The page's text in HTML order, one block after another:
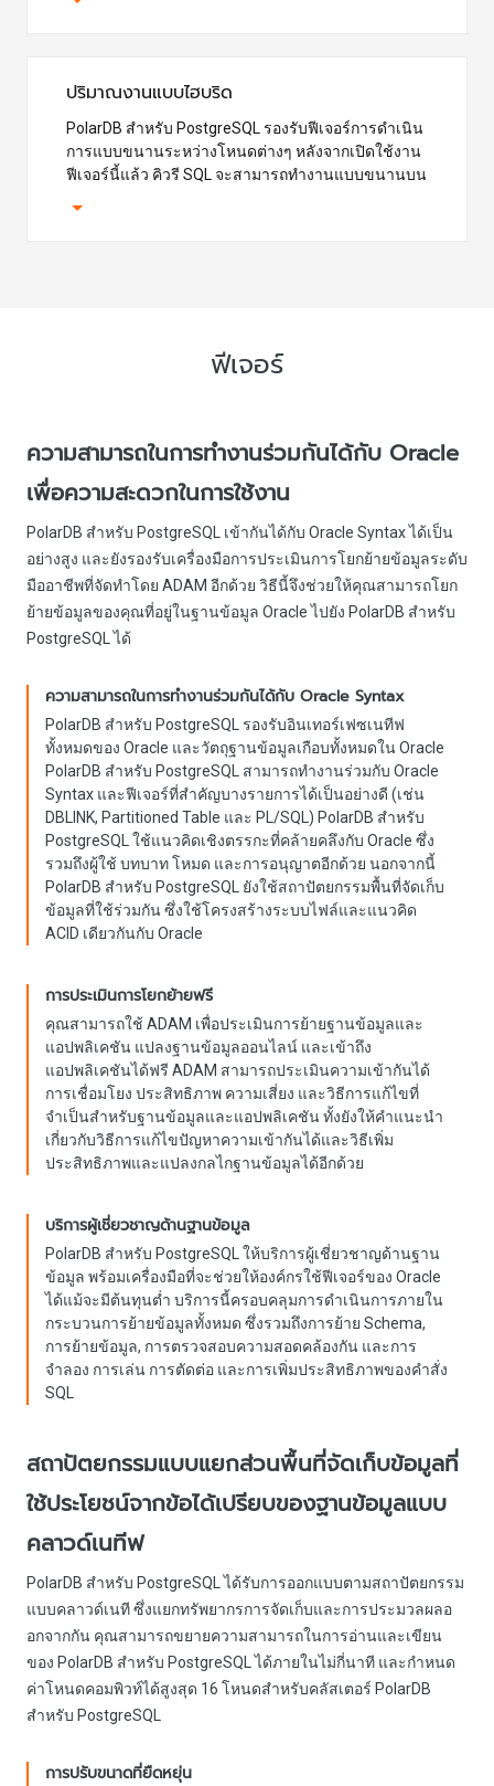
ปริมาณงานแบบไฮบริด
PolarDB สำหรับ PostgreSQL รองรับฟีเจอร์การดำเนิน
การแบบขนานระหว่างโหนดต่างๆ หลังจากเปิดใช้งาน
ฟีเจอร์นี้แล้ว คิวรี SQL จะสามารถทำงานแบบขนานบน
ฟีเจอร์
ความสามารถในการทำงานร่วมกันได้กับ Oracle
เพื่อความสะดวกในการใช้งาน
PolarDB สำหรับ PostgreSQL เข้ากันได้กับ Oracle Syntax ได้เป็น
อย่างสูง และยังรองรับเครื่องมือการประเมินการโยกย้ายข้อมูลระดับ
มืออาชีพที่จัดทำโดย ADAM อีกด้วย วิธีนี้จึงช่วยให้คุณสามารถโยก
ย้ายข้อมูลของคุณที่อยู่ในฐานข้อมูล Oracle ไปยัง PolarDB สำหรับ
PostgreSQL ได้
ความสามารถในการทำงานร่วมกันได้กับ Oracle Syntax
PolarDB สำหรับ PostgreSQL รองรับอินเทอร์เฟซเนทีฟ
ทั้งหมดของ Oracle และวัตถุฐานข้อมูลเกือบทั้งหมดใน Oracle
PolarDB สำหรับ PostgreSQL สามารถทำงานร่วมกับ Oracle
Syntax และฟีเจอร์ที่สำคัญบางรายการได้เป็นอย่างดี (เช่น
DBLINK, Partitioned Table และ PL/SQL) PolarDB สำหรับ
PostgreSQL ใช้แนวคิดเชิงตรรกะที่คล้ายคลึงกับ Oracle ซึ่ง
รวมถึงผู้ใช้ บทบาท โหมด และการอนุญาตอีกด้วย นอกจากนี้
PolarDB สำหรับ PostgreSQL ยังใช้สถาปัตยกรรมพื้นที่จัดเก็บ
ข้อมูลที่ใช้ร่วมกัน ซึ่งใช้โครงสร้างระบบไฟล์และแนวคิด
ACID เดียวกันกับ Oracle
การประเมินการโยกย้ายฟรี
คุณสามารถใช้ ADAM เพื่อประเมินการย้ายฐานข้อมูลและ
แอปพลิเคชัน แปลงฐานข้อมูลออนไลน์ และเข้าถึง
แอปพลิเคชันได้ฟรี ADAM สามารถประเมินความเข้ากันได้
การเชื่อมโยง ประสิทธิภาพ ความเสี่ยง และวิธีการแก้ไขที่
จำเป็นสำหรับฐานข้อมูลและแอปพลิเคชัน ทั้งยังให้คำแนะนำ
เกี่ยวกับวิธีการแก้ไขปัญหาความเข้ากันได้และวิธีเพิ่ม
ประสิทธิภาพและแปลงกลไกฐานข้อมูลได้อีกด้วย
บริการผู้เชี่ยวชาญด้านฐานข้อมูล
PolarDB สำหรับ PostgreSQL ให้บริการผู้เชี่ยวชาญด้านฐาน
ข้อมูล พร้อมเครื่องมือที่จะช่วยให้องค์กรใช้ฟีเจอร์ของ Oracle
ได้แม้จะมีต้นทุนต่ำ บริการนี้ครอบคลุมการดำเนินการภายใน
กระบวนการย้ายข้อมูลทั้งหมด ซึ่งรวมถึงการย้าย Schema,
การย้ายข้อมูล, การตรวจสอบความสอดคล้องกัน และการ
จำลอง การเล่น การตัดต่อ และการเพิ่มประสิทธิภาพของคำสั่ง
SQL
สถาปัตยกรรมแบบแยกส่วนพื้นที่จัดเก็บข้อมูลที่
ใช้ประโยชน์จากข้อได้เปรียบของฐานข้อมูลแบบ
คลาวด์เนทีฟ
PolarDB สำหรับ PostgreSQL ได้รับการออกแบบตามสถาปัตยกรรม
แบบคลาวด์เนที ซึ่งแยกทรัพยากรการจัดเก็บและการประมวลผลอ
อกจากกัน คุณสามารถขยายความสามารถในการอ่านและเขียน
ของ PolarDB สำหรับ PostgreSQL ได้ภายในไม่กี่นาที และกำหนด
ค่าโหนดคอมพิวท์ได้สูงสุด 16 โหนดสำหรับคลัสเตอร์ PolarDB
สำหรับ PostgreSQL
การปรับขนาดที่ยืดหยุ่น